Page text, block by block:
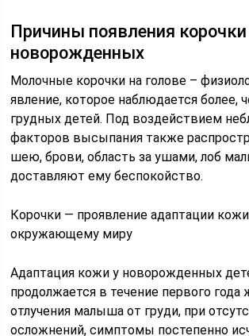
Причины появления корочки
новорожденных
Молочные корочки на голове –
явление, которое наблюдается более,
грудных детей. Под воздействием
факторов высыпания также
шею, брови, область за ушами, лоб
доставляют ему беспокойство.
Корочки — проявление адаптации
окружающему миру
Адаптация кожи у новорожденных
продолжается в течение первого года
отлучения малыша от груди, при
осложнений, симптомы постепенно